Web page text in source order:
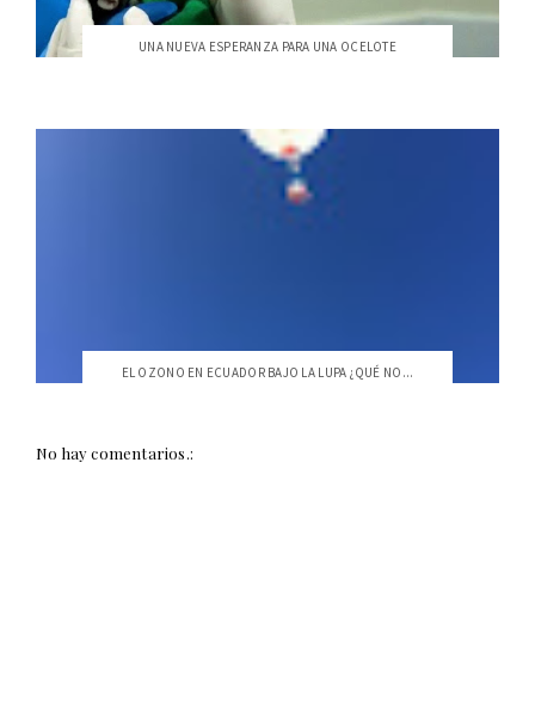
UNA NUEVA ESPERANZA PARA UNA OCELOTE
EL OZONO EN ECUADOR BAJO LA LUPA ¿QUÉ NO...
No hay comentarios.: